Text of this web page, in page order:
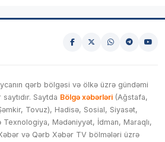
qərb bölgəsi və ölkə üzrə gündəmi
Saytda Bölgə xəbərləri (Ağstafa,
Tovuz), Hadisə, Sosial, Siyasət,
Mədəniyyət, İdman, Maraqlı,
və Qərb Xəbər TV bölmələri üzrə